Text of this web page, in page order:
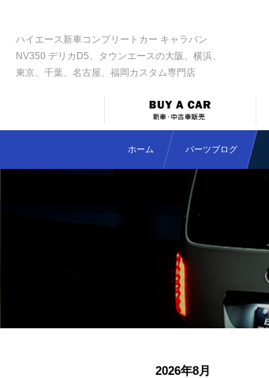
ハイエース新車コンプリートカー キャラバン
NV350 デリカD5、タウンエースの大阪、横浜、
東京、千葉、名古屋、福岡カスタム専門店
ホーム パーツブログ
2026年8月